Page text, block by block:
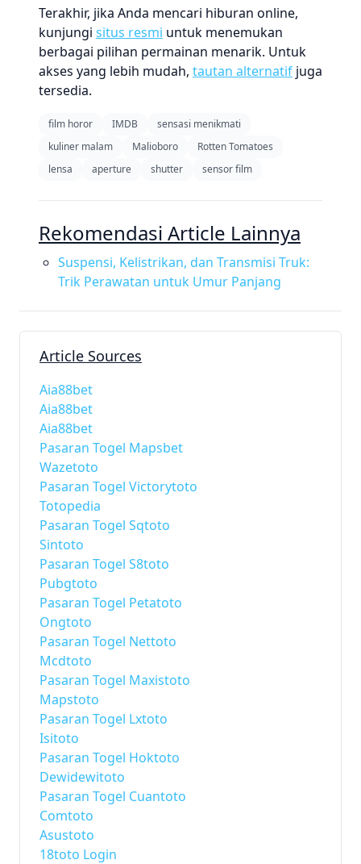
Terakhir, jika Anda mencari hiburan online,
kunjungi situs resmi untuk menemukan
berbagai pilihan permainan menarik. Untuk
akses yang lebih mudah, tautan alternatif juga
tersedia.
film horor IMDB
sensasi menikmati
kuliner malam
Malioboro
Rotten Tomatoes
lensa
aperture shutter sensor film
Rekomendasi Article Lainnya
Suspensi, Kelistrikan, dan Transmisi Truk:
Trik Perawatan untuk Umur Panjang
Article Sources
Aia88bet
Aia88bet
Aia88bet
Pasaran Togel Mapsbet
Wazetoto
Pasaran Togel Victorytoto
Totopedia
Pasaran Togel Sqtoto
Sintoto
Pasaran Togel S8toto
Pubgtoto
Pasaran Togel Petatoto
Ongtoto
Pasaran Togel Nettoto
Mcdtoto
Pasaran Togel Maxistoto
Mapstoto
Pasaran Togel Lxtoto
Isitoto
Pasaran Togel Hoktoto
Dewidewitoto
Pasaran Togel Cuantoto
Comtoto
Asustoto
18toto Login